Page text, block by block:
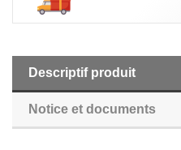
Descriptif produit
Notice et documents